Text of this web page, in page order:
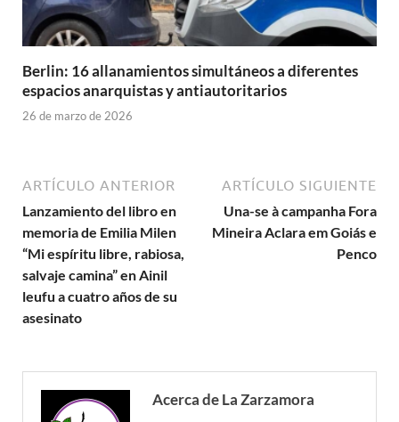
Berlin: 16 allanamientos simultáneos a diferentes
espacios anarquistas y antiautoritarios
26 de marzo de 2026
ARTÍCULO ANTERIOR
Lanzamiento del libro en
memoria de Emilia Milen
“Mi espíritu libre, rabiosa,
salvaje camina” en Ainil
leufu a cuatro años de su
asesinato
ARTÍCULO SIGUIENTE
Una-se à campanha Fora
Mineira Aclara em Goiás e
Penco
Acerca de La Zarzamora